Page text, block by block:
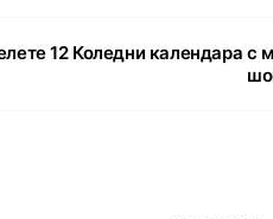
12 Коледни календара с